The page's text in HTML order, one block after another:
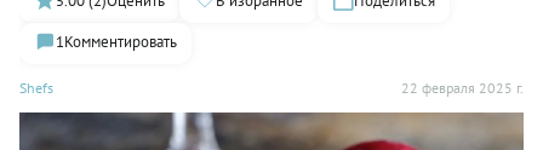
Shefs 22 февраля 2025 г.
1Комментировать